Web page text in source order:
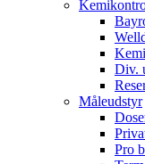
Div.
Måleudstyr
Pro